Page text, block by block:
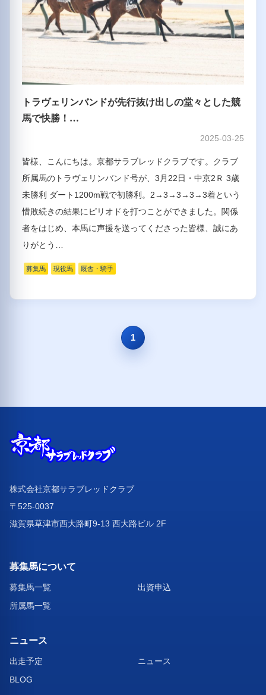
トラヴェリンバンドが先行抜け出しの堂々とした競
馬で快勝！…
2025-03-25
皆様、こんにちは。京都サラブレッドクラブです。クラブ
所属馬のトラヴェリンバンド号が、3月22日・中京2Ｒ 3歳
未勝利 ダート1200m戦で初勝利。2→3→3→3→3着という
惜敗続きの結果にピリオドを打つことができました。関係
者をはじめ、本馬に声援を送ってくださった皆様、誠にあ
りがとう…
募集馬 現役馬 厩舎・騎手
1
株式会社京都サラブレッドクラブ
〒525-0037
滋賀県草津市西大路町9-13 西大路ビル 2F
募集馬について
募集馬一覧
出資申込
所属馬一覧
ニュース
出走予定
ニュース
BLOG